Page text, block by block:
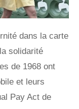
dans la carte
solidarité
de 1968 ont
et leurs
Pay Act de